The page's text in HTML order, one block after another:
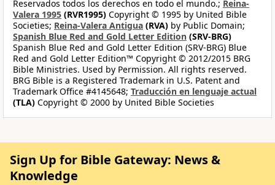
Reservados todos los derechos en todo el mundo.; Reina-
Valera 1995 (RVR1995) Copyright © 1995 by United Bible
Societies; Reina-Valera Antigua (RVA) by Public Domain;
Spanish Blue Red and Gold Letter Edition (SRV-BRG)
Spanish Blue Red and Gold Letter Edition (SRV-BRG) Blue
Red and Gold Letter Edition™ Copyright © 2012/2015 BRG
Bible Ministries. Used by Permission. All rights reserved.
BRG Bible is a Registered Trademark in U.S. Patent and
Trademark Office #4145648; Traducción en lenguaje actual
(TLA) Copyright © 2000 by United Bible Societies
Sign Up for Bible Gateway: News &
Knowledge